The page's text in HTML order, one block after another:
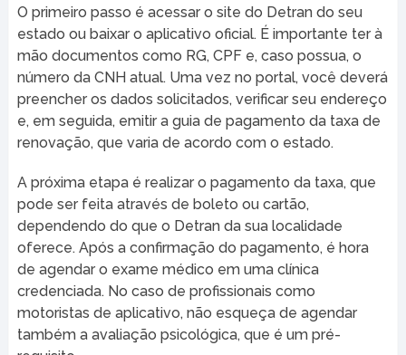
O primeiro passo é acessar o site do Detran do seu
estado ou baixar o aplicativo oficial. É importante ter à
mão documentos como RG, CPF e, caso possua, o
número da CNH atual. Uma vez no portal, você deverá
preencher os dados solicitados, verificar seu endereço
e, em seguida, emitir a guia de pagamento da taxa de
renovação, que varia de acordo com o estado.
A próxima etapa é realizar o pagamento da taxa, que
pode ser feita através de boleto ou cartão,
dependendo do que o Detran da sua localidade
oferece. Após a confirmação do pagamento, é hora
de agendar o exame médico em uma clínica
credenciada. No caso de profissionais como
motoristas de aplicativo, não esqueça de agendar
também a avaliação psicológica, que é um pré-